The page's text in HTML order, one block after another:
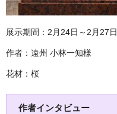
展示期間：2月24日～2月27日
作者：遠州 小林一知様
花材：桜
作者インタビュー